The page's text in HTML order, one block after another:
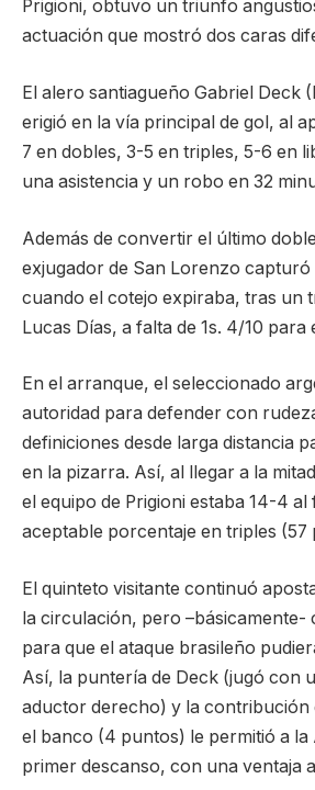
Prigioni, obtuvo un triunfo
actuación que mostró dos caras
El alero santiagueño Gabriel Deck
erigió en la vía principal de gol, al
7 en dobles, 3-5 en triples, 5-6 en
una asistencia y un robo en 32
Además de convertir el último
exjugador de San Lorenzo
cuando el cotejo expiraba, tras un
Lucas Días, a falta de 1s. 4/10 para
En el arranque, el seleccionado
autoridad para defender con
definiciones desde larga distancia
en la pizarra. Así, al llegar a la
el equipo de Prigioni estaba 14-4
aceptable porcentaje en triples
El quinteto visitante continuó
la circulación, pero –básicamente-
para que el ataque brasileño
Así, la puntería de Deck (jugó con
aductor derecho) y la contribución
el banco (4 puntos) le permitió a la
primer descanso, con una ventaja